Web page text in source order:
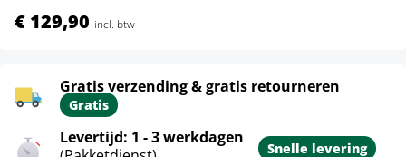
€ 129,90 incl. btw
Gratis verzending & gratis retourneren
Gratis
Levertijd: 1 - 3 werkdagen
Snelle levering